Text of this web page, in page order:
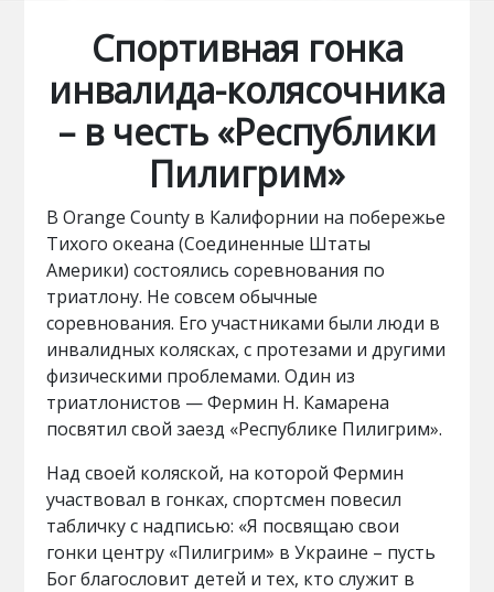
Спортивная гонка
инвалида-колясочника
– в честь «Республики
Пилигрим»
В Orange County в Калифорнии на побережье
Тихого океана (Соединенные Штаты
Америки) состоялись соревнования по
триатлону. Не совсем обычные
соревнования. Его участниками были люди в
инвалидных колясках, с протезами и другими
физическими проблемами. Один из
триатлонистов — Фермин Н. Камарена
посвятил свой заезд «Республике Пилигрим».
Над своей коляской, на которой Фермин
участвовал в гонках, спортсмен повесил
табличку с надписью: «Я посвящаю свои
гонки центру «Пилигрим» в Украине – пусть
Бог благословит детей и тех, кто служит в